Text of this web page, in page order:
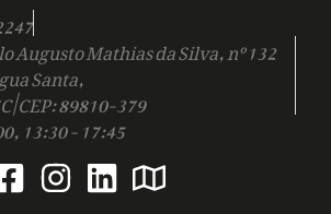
Augusto Mathias da Silva, nº 132
Santa,
| CEP: 89810-379
13:30 - 17:45